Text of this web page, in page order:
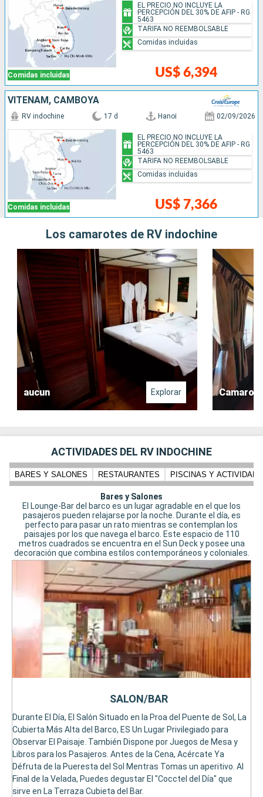
Comidas incluidas US$ 6,394
EL PRECIO NO INCLUYE LA
PERCEPCIÓN DEL 30% DE AFIP - RG
5463
TARIFA NO REEMBOLSABLE
Comidas incluidas
VITENAM, CAMBOYA
Comidas incluidas
RV indochine 17 d Hanoï 02/09/2026
US$ 7,366
EL PRECIO NO INCLUYE LA
PERCEPCIÓN DEL 30% DE AFIP - RG
5463
TARIFA NO REEMBOLSABLE
Comidas incluidas
Los camarotes de RV indochine
aucun Explorar
ACTIVIDADES DEL RV INDOCHINE
BARES Y SALONES RESTAURANTES PISCINAS Y
Bares y Salones
El Lounge-Bar del barco es un lugar agradable en el que los
pasajeros pueden relajarse por la noche. Durante el día, es
perfecto para pasar un rato mientras se contemplan los
paisajes por los que navega el barco. Este espacio de 110
metros cuadrados se encuentra en el Sun Deck y posee una
decoración que combina estilos contemporáneos y coloniales.
Durante El Día, El Salón Situado en la Proa del Puente de Sol, La
Cubierta Más Alta del Barco, ES Un Lugar Privilegiado para
Observar El Paisaje. También Dispone por Juegos de Mesa y
Libros para los Pasajeros. Antes de la Cena, Acércate Ya
Défruta de la Pueresta del Sol Mentras Tomas un aperitivo. Al
Final de la Velada, Puedes degustar El "Cocctel del Día" que
sirve en La Terraza Cubieta del Bar.
SALON/BAR